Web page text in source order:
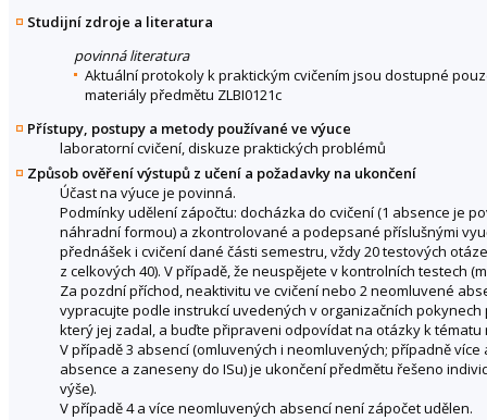
Studijní zdroje a literatura
povinná literatura
Aktuální protokoly k praktickým cvičením jsou dostupné
materiály předmětu ZLBI0121c
Přístupy, postupy a metody používané ve výuce
laboratorní cvičení, diskuze praktických problémů
Způsob ověření výstupů z učení a požadavky na ukončení
Účast na výuce je povinná.
Podmínky udělení zápočtu: docházka do cvičení (1 absence je
náhradní formou) a zkontrolované a podepsané příslušnými
přednášek i cvičení dané části semestru, vždy 20 testových
z celkových 40). V případě, že neuspějete v kontrolních testech
Za pozdní příchod, neaktivitu ve cvičení nebo 2 neomluvené
vypracujte podle instrukcí uvedených v organizačních
který jej zadal, a buďte připraveni odpovídat na otázky k
V případě 3 absencí (omluvených i neomluvených; případně
absence a zaneseny do ISu) je ukončení předmětu řešeno
výše).
V případě 4 a více neomluvených absencí není zápočet udělen.